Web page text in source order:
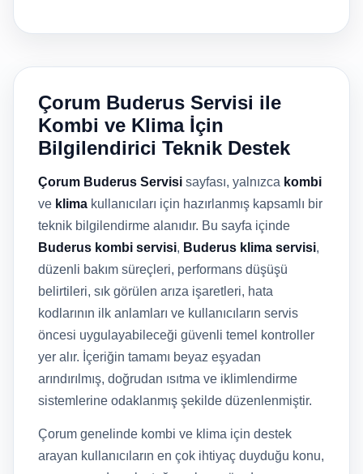
Çorum Buderus Servisi ile
Kombi ve Klima İçin
Bilgilendirici Teknik Destek
Çorum Buderus Servisi sayfası, yalnızca kombi
ve klima kullanıcıları için hazırlanmış kapsamlı bir
teknik bilgilendirme alanıdır. Bu sayfa içinde
Buderus kombi servisi, Buderus klima servisi,
düzenli bakım süreçleri, performans düşüşü
belirtileri, sık görülen arıza işaretleri, hata
kodlarının ilk anlamları ve kullanıcıların servis
öncesi uygulayabileceği güvenli temel kontroller
yer alır. İçeriğin tamamı beyaz eşyadan
arındırılmış, doğrudan ısıtma ve iklimlendirme
sistemlerine odaklanmış şekilde düzenlenmiştir.
Çorum genelinde kombi ve klima için destek
arayan kullanıcıların en çok ihtiyaç duyduğu konu,